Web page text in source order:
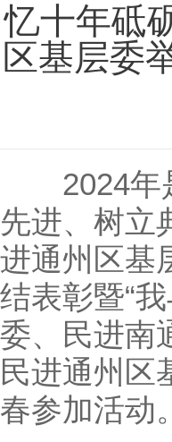
忆十年砥
区基层委
2024年是
先进、树立
进通州区基
结表彰暨“
委、民进南
民进通州区
春参加活动。